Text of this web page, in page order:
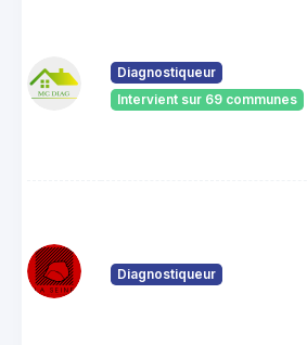
Diagnostiqueur
Intervient sur 69 communes
Diagnostiqueur